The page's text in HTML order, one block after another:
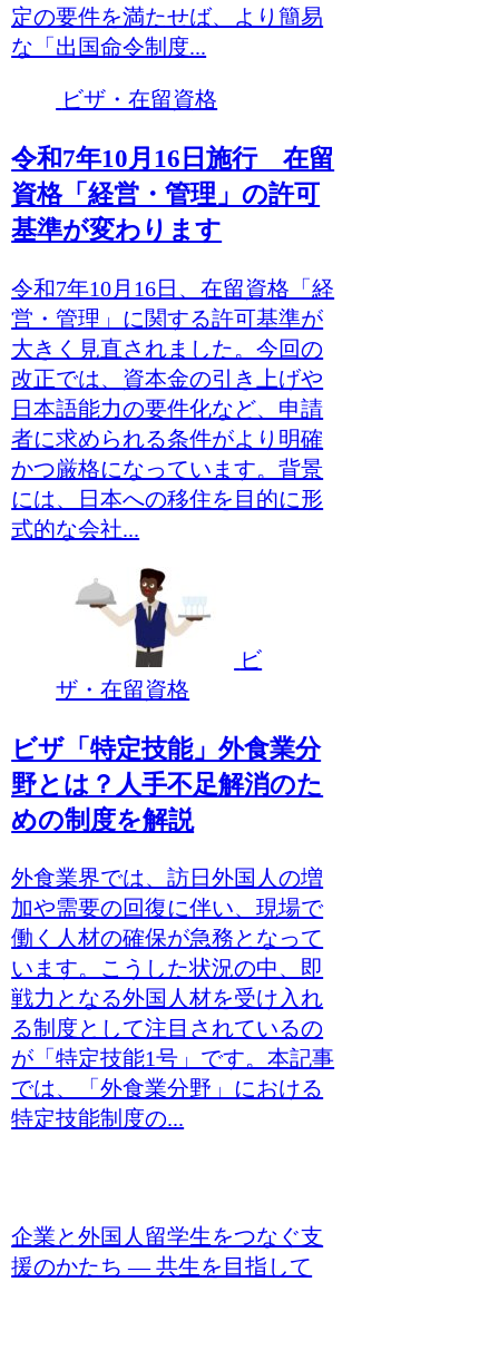
定の要件を満たせば、より簡易
な「出国命令制度...
ビザ・在留資格
令和7年10月16日施行 在留
資格「経営・管理」の許可
基準が変わります
令和7年10月16日、在留資格「経
営・管理」に関する許可基準が
大きく見直されました。今回の
改正では、資本金の引き上げや
日本語能力の要件化など、申請
者に求められる条件がより明確
かつ厳格になっています。背景
には、日本への移住を目的に形
式的な会社...
ビ
ザ・在留資格
ビザ「特定技能」外食業分
野とは？人手不足解消のた
めの制度を解説
外食業界では、訪日外国人の増
加や需要の回復に伴い、現場で
働く人材の確保が急務となって
います。こうした状況の中、即
戦力となる外国人材を受け入れ
る制度として注目されているの
が「特定技能1号」です。本記事
では、「外食業分野」における
特定技能制度の...
企業と外国人留学生をつなぐ支
援のかたち ― 共生を目指して